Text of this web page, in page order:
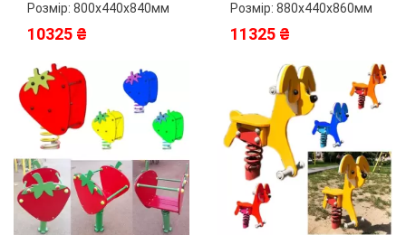
Розмір: 800х440х840мм
10325 ₴
Розмір: 880х440х860мм
11325 ₴